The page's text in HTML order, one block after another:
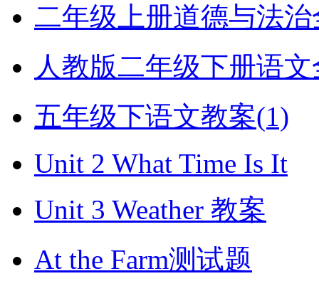
二年级上册道德与法
人教版二年级下册语
五年级下语文教案(1)
Unit 2 What Time Is It
Unit 3 Weather 教案
At the Farm测试题